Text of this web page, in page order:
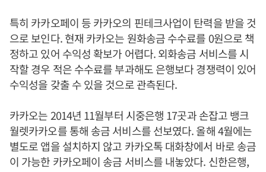
특히 카카오페이 등 카카오의 핀테크사업이 탄력을 받을 것
으로 보인다. 현재 카카오는 원화송금 수수료를 0원으로 책
정하고 있어 수익성 확보가 어렵다. 외화송금 서비스를 시
작할 경우 적은 수수료를 부과해도 은행보다 경쟁력이 있어
수익성을 갖출 수 있을 것으로 관측된다.
카카오는 2014년 11월부터 시중은행 17곳과 손잡고 뱅크
월렛카카오를 통해 송금 서비스를 선보였다. 올해 4월에는
별도로 앱을 설치하지 않고 카카오톡 대화창에서 바로 송금
이 가능한 카카오페이 송금 서비스를 내놓았다. 신한은행,